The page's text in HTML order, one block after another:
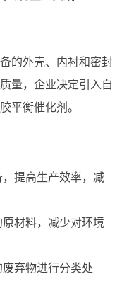
的外壳、内衬和密封
量，企业决定引入自
平衡催化剂。
提高生产效率，减
材料，减少对环境
弃物进行分类处